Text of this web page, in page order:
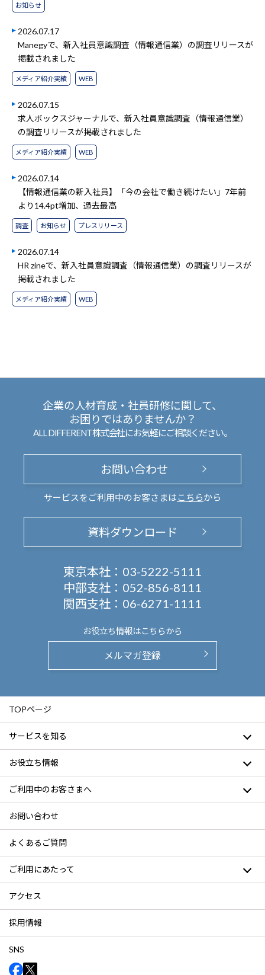
お知らせ
2026.07.17
Manegyで、新入社員意識調査（情報通信業）の調査リリースが
掲載されました
メディア紹介実績 WEB
2026.07.15
求人ボックスジャーナルで、新入社員意識調査（情報通信業）
の調査リリースが掲載されました
メディア紹介実績 WEB
2026.07.14
【情報通信業の新入社員】「今の会社で働き続けたい」7年前
より14.4pt増加、過去最高
調査 お知らせ プレスリリース
2026.07.14
HR zineで、新入社員意識調査（情報通信業）の調査リリースが
掲載されました
メディア紹介実績 WEB
企業の人材育成・社員研修に関して、
お困りではありませんか？
ALL DIFFERENT株式会社にお気軽にご相談ください。
お問い合わせ
サービスをご利用中のお客さまは こちらから
資料ダウンロード
東京本社： 03-5222-5111
中部支社： 052-856-8111
関西支社： 06-6271-1111
お役立ち情報はこちらから
メルマガ登録
TOPページ
サービスを知る
お役立ち情報
ご利用中のお客さまへ
お問い合わせ
よくあるご質問
ご利用にあたって
アクセス
採用情報
SNS